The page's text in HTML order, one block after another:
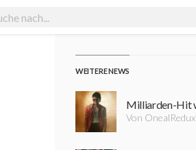
WEITERE NEWS
Von OnealRedux